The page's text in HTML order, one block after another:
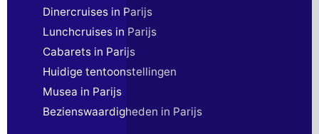
Dinercruises in Parijs
Lunchcruises in Parijs
Cabarets in Parijs
Huidige tentoonstellingen
Musea in Parijs
Bezienswaardigheden in Parijs